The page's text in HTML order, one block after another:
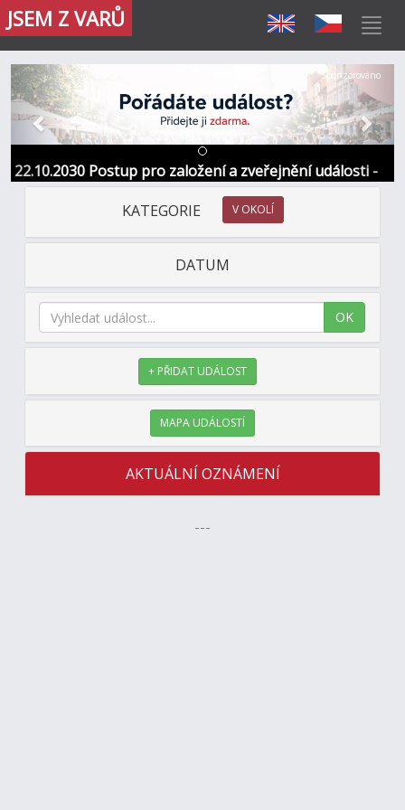
JSEM Z VARŮ
22.10.2030 Postup pro založení a zveřejnění události -
Informace / kontakt
Předchozí Další
Sponzorováno
KATEGORIE V OKOLÍ
DATUM
OK
+ PŘIDAT UDÁLOST
MAPA UDÁLOSTÍ
AKTUÁLNÍ OZNÁMENÍ
---